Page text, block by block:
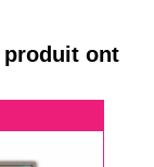
produit ont